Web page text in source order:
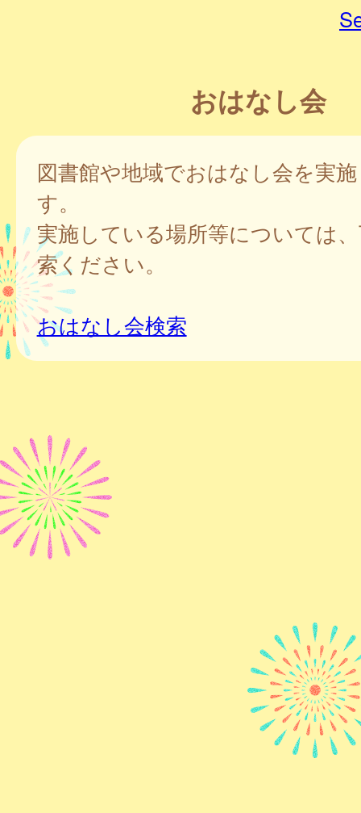
おはなし会
図書館や地域でおはなし会を実
す。
実施している場所等については
索ください。
おはなし会検索